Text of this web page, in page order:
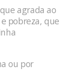
agrada ao
pobreza, que
ou por